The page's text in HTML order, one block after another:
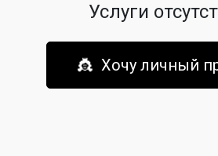
Услуги
👸 Хочу личный